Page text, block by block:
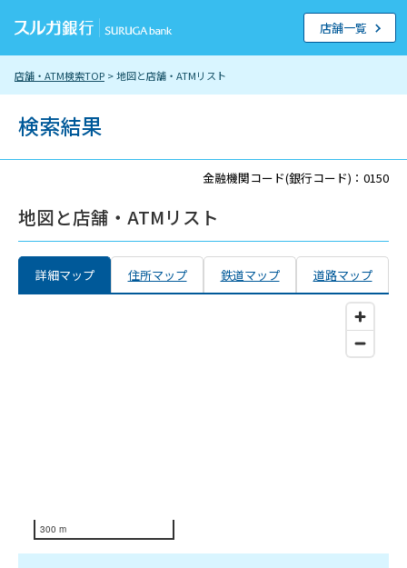
店舗・ATM検索TOP > 地図と店舗・ATMリスト
店舗一覧
検索結果
金融機関コード(銀行コード)：0150
地図と店舗・ATMリスト
詳細マップ 住所マップ 鉄道マップ 道路マップ
300 m